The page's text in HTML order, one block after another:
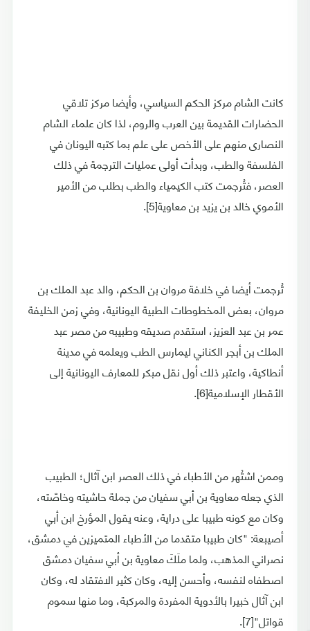
كانت الشام مركز الحكم السياسي، وأيضا مركز تلاقي
الحضارات القديمة بين العرب والروم، لذا كان علماء الشام
النصارى منهم على الأخص على علم بما كتبه اليونان في
الفلسفة والطب، وبدأت أولى عمليات الترجمة في ذلك
العصر، فتُرجمت كتب الكيمياء والطب بطلب من الأمير
الأموي خالد بن يزيد بن معاوية[5].
تُرجمت أيضا في خلافة مروان بن الحكم، والد عبد الملك بن
مروان، بعض المخطوطات الطبية اليونانية، وفي زمن الخليفة
عمر بن عبد العزيز، استقدم صديقه وطبيبه من مصر عبد
الملك بن أبجر الكناني ليمارس الطب ويعلمه في مدينة
أنطاكية، واعتبر ذلك أول نقل مبكر للمعارف اليونانية إلى
الأقطار الإسلامية[6].
وممن اشتُهر من الأطباء في ذلك العصر ابن آثال؛ الطبيب
الذي جعله معاوية بن أبي سفيان من جملة حاشيته وخاصّته،
وكان مع كونه طبيبا على دراية، وعنه يقول المؤرخ ابن أبي
أصيبعة: "كان طبيبا متقدما من الأطباء المتميزين في دمشق،
نصراني المذهب، ولما ملَكَ معاوية بن أبي سفيان دمشق
اصطفاه لنفسه، وأحسن إليه، وكان كثير الافتقاد له، وكان
ابن آثال خبيرا بالأدوية المفردة والمركبة، وما منها سموم
قواتل"[7].